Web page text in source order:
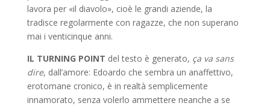
lavora per «il diavolo», cioè le grandi aziende, la
tradisce regolarmente con ragazze, che non superano
mai i venticinque anni.
IL TURNING POINT del testo è generato, ça va sans
dire, dall’amore: Edoardo che sembra un anaffettivo,
erotomane cronico, è in realtà semplicemente
innamorato, senza volerlo ammettere neanche a se